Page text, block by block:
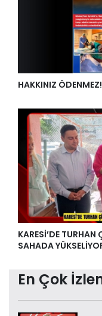
HAKKINIZ ÖDENMEZ!
KARESİ’DE TURHAN
SAHADA
En Çok